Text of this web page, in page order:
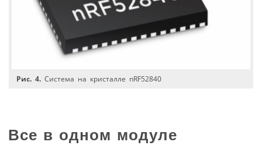
Рис. 4. Система на кристалле nRF52840
Все в одном модуле